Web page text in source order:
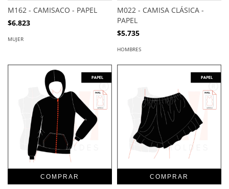
M162 - CAMISACO - PAPEL
$6.823
MUJER
M022 - CAMISA CLÁSICA -
PAPEL
$5.735
HOMBRES
COMPRAR COMPRAR